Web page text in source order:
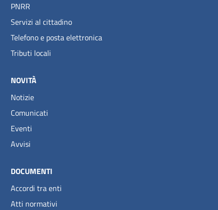
PNRR
Servizi al cittadino
Telefono e posta elettronica
Tributi locali
NOVITÀ
Notizie
Comunicati
Eventi
Avvisi
DOCUMENTI
Accordi tra enti
Atti normativi